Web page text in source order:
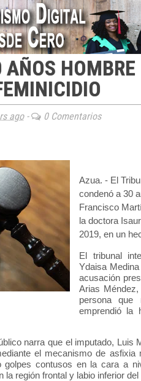
HOMBRE
ago- 0 Comentarios
Azua. - El
condenó a 30
Francisco
la doctora
2019, en un
El tribunal
Ydaisa
acusación
Arias
persona
emprendió la
narra que el imputado,
el mecanismo de
golpes contusos en la cara a
región frontal y labio inferior del